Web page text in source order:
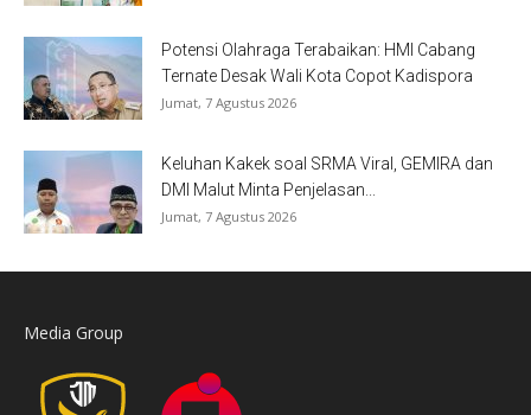
Potensi Olahraga Terabaikan: HMI Cabang
Ternate Desak Wali Kota Copot Kadispora
Jumat, 7 Agustus 2026
Keluhan Kakek soal SRMA Viral, GEMIRA dan
DMI Malut Minta Penjelasan...
Jumat, 7 Agustus 2026
Media Group